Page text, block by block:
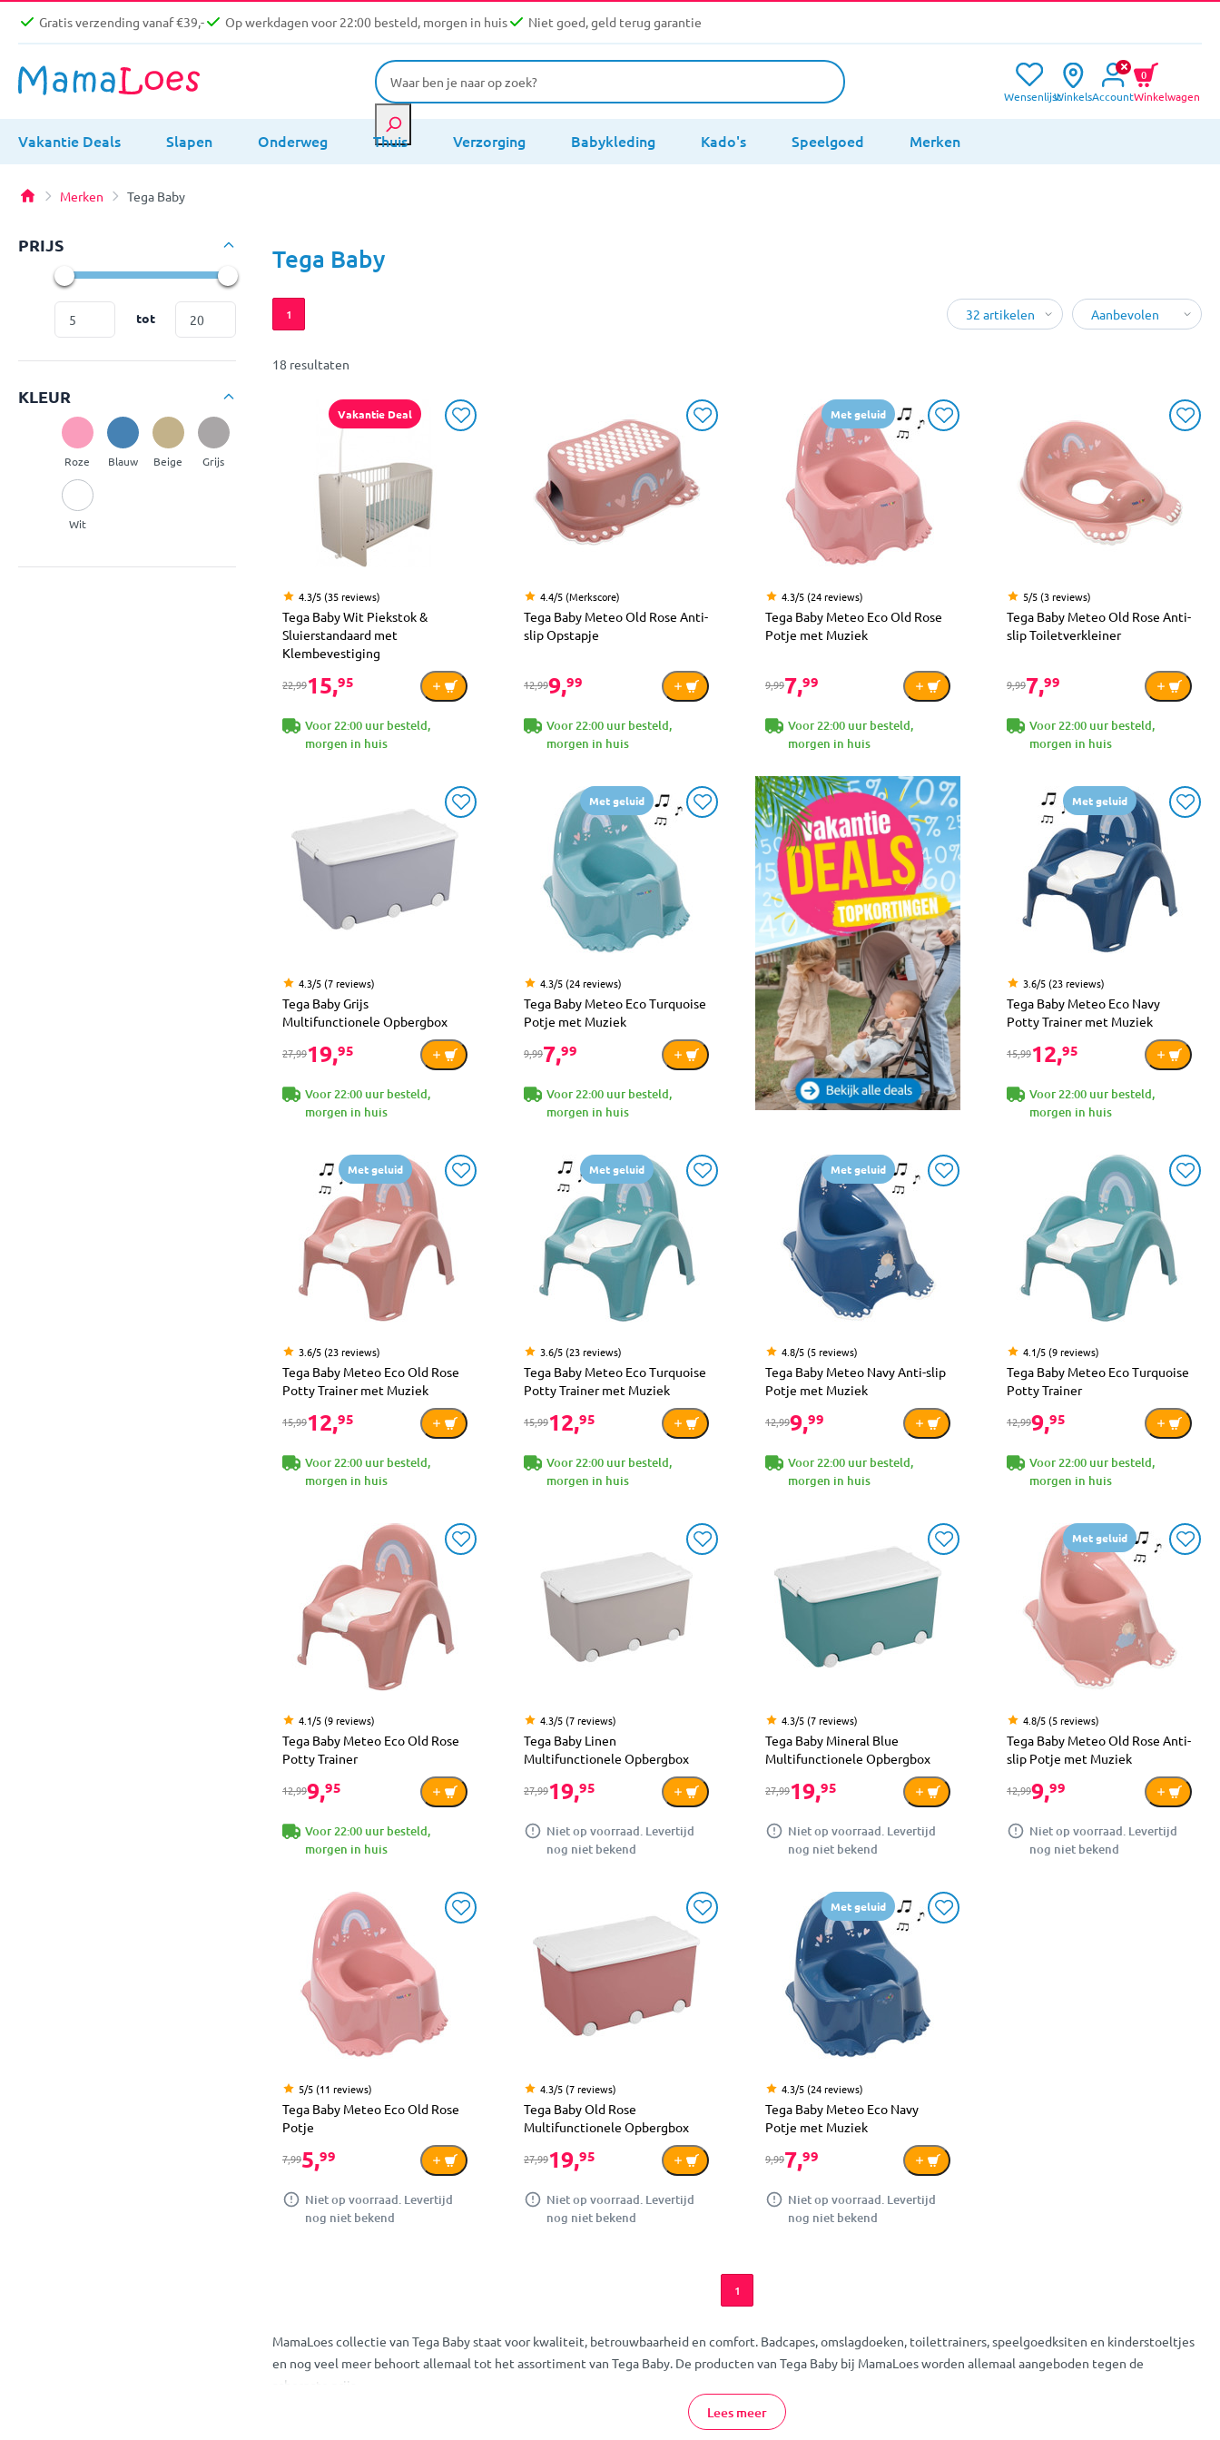
Gratis verzending vanaf €39,- Op werkdagen voor 22:00 besteld, morgen in huis Niet goed, geld terug garantie
WensenlijstWinkelsAccountWinkelwagen
0
Vakantie Deals Slapen Onderweg Thuis Verzorging Babykleding Kado's Speelgoed Merken
Merken Tega Baby
PRIJS
tot
KLEUR
Roze Blauw Beige Grijs
Wit
Tega Baby
1
18 resultaten
Vakantie Deal
4.3/5 (35 reviews)
Tega Baby Wit Piekstok &
Sluierstandaard met
Klembevestiging
22,9915,95
Voor 22:00 uur besteld,
morgen in huis
4.4/5 (Merkscore)
Tega Baby Meteo Old Rose Anti-
slip Opstapje
12,999,99
Voor 22:00 uur besteld,
morgen in huis
Met geluid
4.3/5 (24 reviews)
Tega Baby Meteo Eco Old Rose
Potje met Muziek
9,997,99
Voor 22:00 uur besteld,
morgen in huis
5/5 (3 reviews)
Tega Baby Meteo Old Rose Anti-
slip Toiletverkleiner
9,997,99
Voor 22:00 uur besteld,
morgen in huis
4.3/5 (7 reviews)
Tega Baby Grijs
Multifunctionele Opbergbox
27,9919,95
Voor 22:00 uur besteld,
morgen in huis
Met geluid
4.3/5 (24 reviews)
Tega Baby Meteo Eco Turquoise
Potje met Muziek
9,997,99
Voor 22:00 uur besteld,
morgen in huis
Met geluid
3.6/5 (23 reviews)
Tega Baby Meteo Eco Navy
Potty Trainer met Muziek
15,9912,95
Voor 22:00 uur besteld,
morgen in huis
Met geluid
3.6/5 (23 reviews)
Tega Baby Meteo Eco Old Rose
Potty Trainer met Muziek
15,9912,95
Voor 22:00 uur besteld,
morgen in huis
Met geluid
3.6/5 (23 reviews)
Tega Baby Meteo Eco Turquoise
Potty Trainer met Muziek
15,9912,95
Voor 22:00 uur besteld,
morgen in huis
Met geluid
4.8/5 (5 reviews)
Tega Baby Meteo Navy Anti-slip
Potje met Muziek
12,999,99
Voor 22:00 uur besteld,
morgen in huis
4.1/5 (9 reviews)
Tega Baby Meteo Eco Turquoise
Potty Trainer
12,999,95
Voor 22:00 uur besteld,
morgen in huis
4.1/5 (9 reviews)
Tega Baby Meteo Eco Old Rose
Potty Trainer
12,999,95
Voor 22:00 uur besteld,
morgen in huis
4.3/5 (7 reviews)
Tega Baby Linen
Multifunctionele Opbergbox
27,9919,95
Niet op voorraad. Levertijd
nog niet bekend
4.3/5 (7 reviews)
Tega Baby Mineral Blue
Multifunctionele Opbergbox
27,9919,95
Niet op voorraad. Levertijd
nog niet bekend
Met geluid
4.8/5 (5 reviews)
Tega Baby Meteo Old Rose Anti-
slip Potje met Muziek
12,999,99
Niet op voorraad. Levertijd
nog niet bekend
5/5 (11 reviews)
Tega Baby Meteo Eco Old Rose
Potje
7,995,99
Niet op voorraad. Levertijd
nog niet bekend
4.3/5 (7 reviews)
Tega Baby Old Rose
Multifunctionele Opbergbox
27,9919,95
Niet op voorraad. Levertijd
nog niet bekend
Met geluid
4.3/5 (24 reviews)
Tega Baby Meteo Eco Navy
Potje met Muziek
9,997,99
Niet op voorraad. Levertijd
nog niet bekend
1
MamaLoes collectie van Tega Baby staat voor kwaliteit, betrouwbaarheid en comfort. Badcapes, omslagdoeken, toilettrainers, speelgoedksiten en kinderstoeltjes
en nog veel meer behoort allemaal tot het assortiment van Tega Baby. De producten van Tega Baby bij MamaLoes worden allemaal aangeboden tegen de
scherpste prijs.
Lees meer